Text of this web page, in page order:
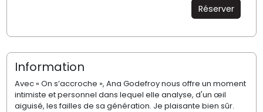
Réserver
Information
Avec « On s’accroche », Ana Godefroy nous offre un moment
intimiste et personnel dans lequel elle analyse, d'un œil
aiguisé, les failles de sa génération. Je plaisante bien sûr.